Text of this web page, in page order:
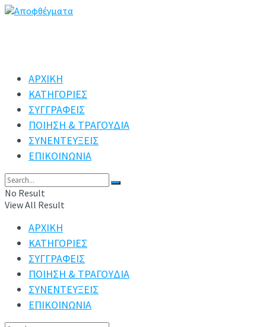
ΑΡΧΙΚΗ
ΚΑΤΗΓΟΡΙΕΣ
ΣΥΓΓΡΑΦΕΙΣ
ΠΟΙΗΣΗ & ΤΡΑΓΟΥΔΙΑ
ΣΥΝΕΝΤΕΥΞΕΙΣ
ΕΠΙΚΟΙΝΩΝΙΑ
No Result
View All Result
ΑΡΧΙΚΗ
ΚΑΤΗΓΟΡΙΕΣ
ΣΥΓΓΡΑΦΕΙΣ
ΠΟΙΗΣΗ & ΤΡΑΓΟΥΔΙΑ
ΣΥΝΕΝΤΕΥΞΕΙΣ
ΕΠΙΚΟΙΝΩΝΙΑ